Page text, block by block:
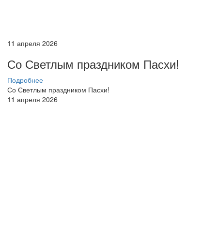
11 апреля 2026
Со Светлым праздником Пасхи!
Подробнее
Со Светлым праздником Пасхи!
11 апреля 2026